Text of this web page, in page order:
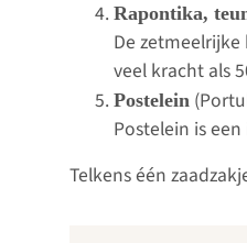
Rapontika,
De
veel kracht als
Postelein
Postelein is
Telkens één